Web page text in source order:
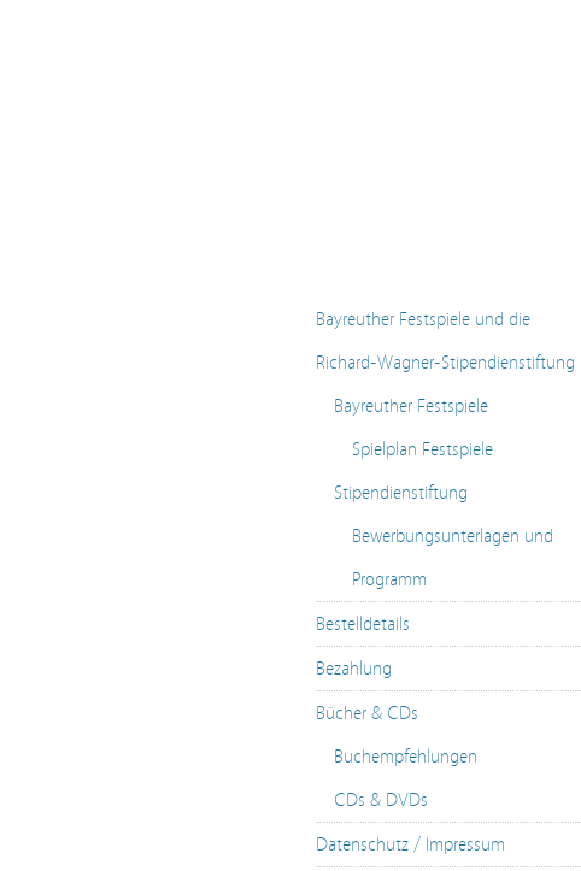
Bayreuther Festspiele und die
Richard-Wagner-Stipendienstiftung
Bayreuther Festspiele
Spielplan Festspiele
Stipendienstiftung
Bewerbungsunterlagen und
Programm
Bestelldetails
Bezahlung
Bücher & CDs
Buchempfehlungen
CDs & DVDs
Datenschutz / Impressum